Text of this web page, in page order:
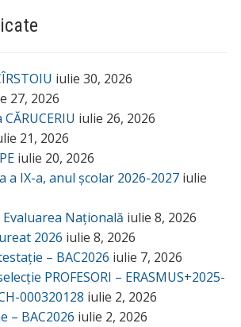
iulie 30, 2026
27, 2026
iulie 26, 2026
21, 2026
iulie 20, 2026
a IX-a, anul școlar 2026-2027 iulie
Națională iulie 8, 2026
2026 iulie 8, 2026
– BAC2026 iulie 7, 2026
PROFESORI – ERASMUS+2025-
000320128 iulie 2, 2026
– BAC2026 iulie 2, 2026